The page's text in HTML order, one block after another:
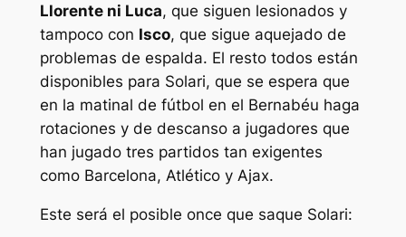
Llorente ni Luca, que siguen lesionados y
tampoco con Isco, que sigue aquejado de
problemas de espalda. El resto todos están
disponibles para Solari, que se espera que
en la matinal de fútbol en el Bernabéu haga
rotaciones y de descanso a jugadores que
han jugado tres partidos tan exigentes
como Barcelona, Atlético y Ajax.
Este será el posible once que saque Solari: